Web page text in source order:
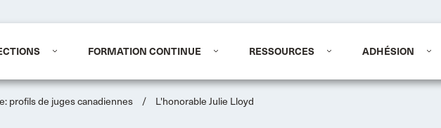
FORMATION CONTINUE RESSOURCES ADHÉSION
profils de juges canadiennes / L'honorable Julie Lloyd